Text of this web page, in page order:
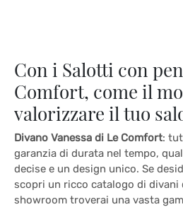
Con i Salotti con
Comfort, come il
valorizzare il tuo
Divano Vanessa di Le Comfort:
garanzia di durata nel tempo,
decise e un design unico. Se
scopri un ricco catalogo di divani
showroom troverai una vasta